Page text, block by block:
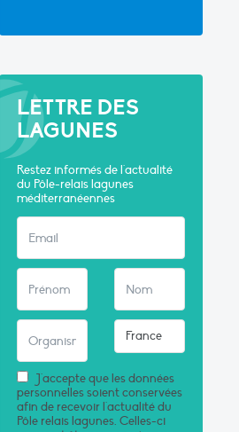
LETTRE DES
LAGUNES
Restez informés de l'actualité
du Pôle-relais lagunes
méditerranéennes
J'accepte que les données
personnelles soient conservées
afin de recevoir l'actualité du
Pôle relais lagunes. Celles-ci